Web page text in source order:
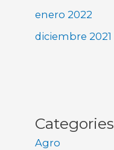
enero 2022
diciembre 2021
Categories
Agro